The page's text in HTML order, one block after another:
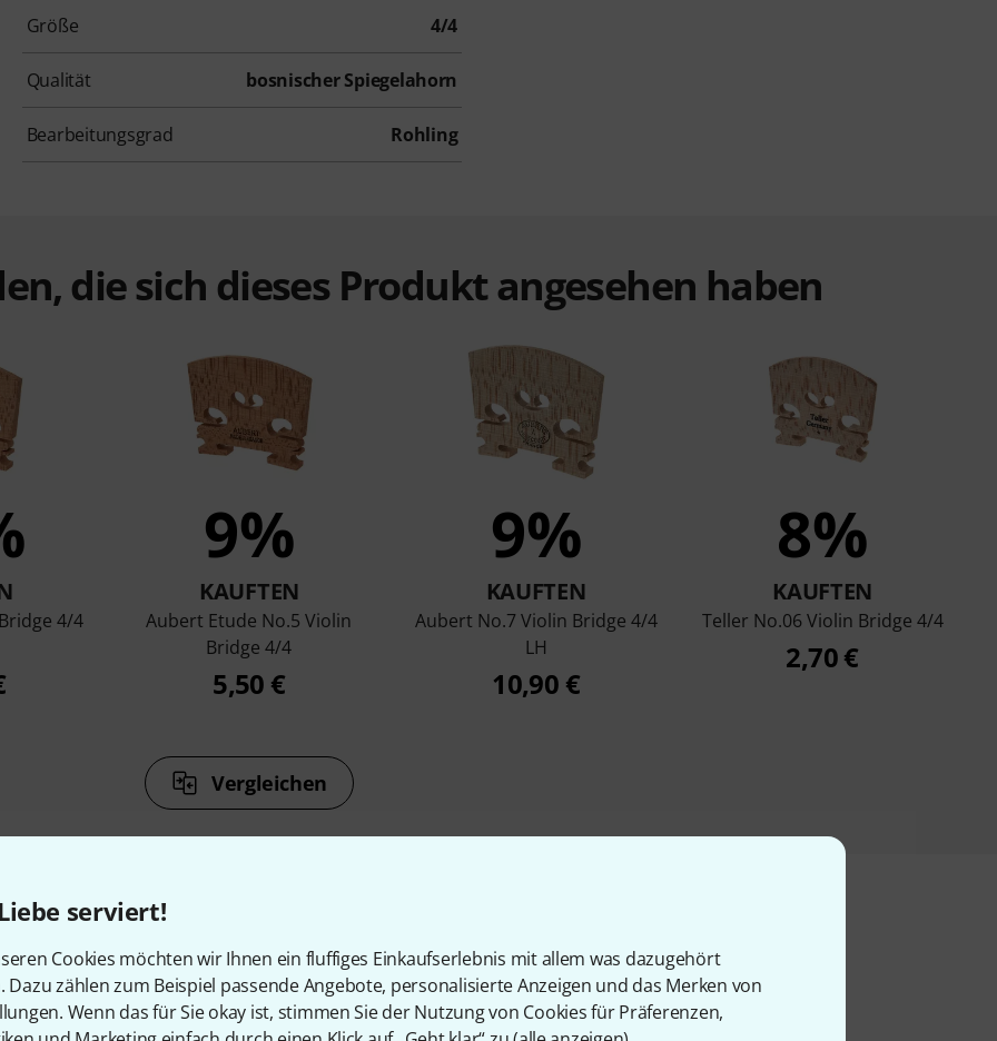
serviert!
Cookies möchten wir Ihnen ein fluffiges Einkaufserlebnis mit allem was dazugehört
Dazu zählen zum Beispiel passende Angebote, personalisierte Anzeigen und das Merken von
Wenn das für Sie okay ist, stimmen Sie der Nutzung von Cookies für Präferenzen,
Größe 4/4
Qualität bosnischer Spiegelahorn
Bearbeitungsgrad Rohling
die sich dieses Produkt angesehen haben
4/4
9%
KAUFTEN
Aubert Etude No.5 Violin
Bridge 4/4
5,50 €
9%
KAUFTEN
Aubert No.7 Violin Bridge 4/4
LH
10,90 €
8%
KAUFTEN
Teller No.06 Violin Bridge 4/4
2,70 €
Vergleichen
& passende Artikel